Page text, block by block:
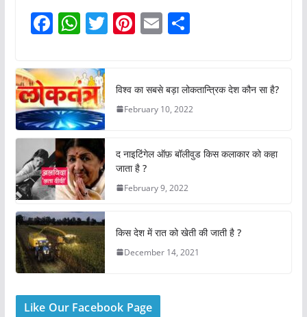
F
c
e
b
o
o
k
W
at
s
A
p
p
T
er
Pi
e
st
E
l
S
e
विश्व का सबसे बड़ा लोकतान्त्रिक देश कौन सा है?
February 10, 2022
द नाइटिंगेल ऑफ़ बॉलीवुड किस कलाकार को कहा
जाता है ?
February 9, 2022
किस देश में रात को खेती की जाती है ?
December 14, 2021
Like Our Facebook Page